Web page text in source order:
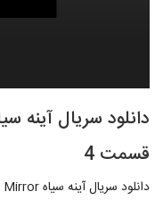
قسمت 4
دانلود سریال آینه سیاه Black Mirror فصل 3 قسمت 4 زیرنویس فارسی